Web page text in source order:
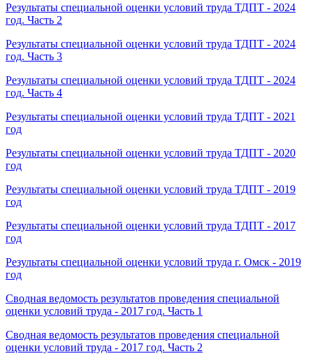
Результаты специальной оценки условий труда ТДПТ - 2024
год. Часть 2
Результаты специальной оценки условий труда ТДПТ - 2024
год. Часть 3
Результаты специальной оценки условий труда ТДПТ - 2024
год. Часть 4
Результаты специальной оценки условий труда ТДПТ - 2021
год
Результаты специальной оценки условий труда ТДПТ - 2020
год
Результаты специальной оценки условий труда ТДПТ - 2019
год
Результаты специальной оценки условий труда ТДПТ - 2017
год
Результаты специальной оценки условий труда г. Омск - 2019
год
Сводная ведомость результатов проведения специальной
оценки условий труда - 2017 год. Часть 1
Сводная ведомость результатов проведения специальной
оценки условий труда - 2017 год. Часть 2